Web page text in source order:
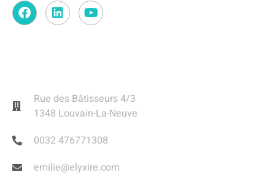
Rue des Bâtisseurs 4/3
1348 Louvain-La-Neuve
0032 476771308
emilie@elyxire.com